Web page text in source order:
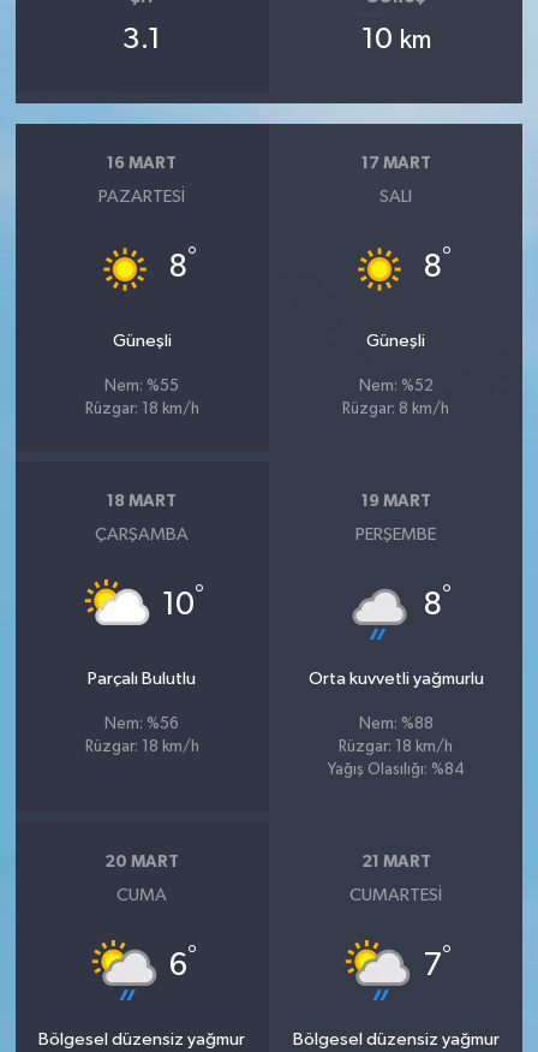
3.1 10 km
16 MART
PAZARTESI
8°
Güneşli
Nem: %55
Rüzgar: 18 km/h
17 MART
SALI
8°
Güneşli
Nem: %52
Rüzgar: 8 km/h
18 MART
ÇARŞAMBA
10°
Parçalı Bulutlu
Nem: %56
Rüzgar: 18 km/h
19 MART
PERŞEMBE
8°
Orta kuvvetli yağmurlu
Nem: %88
Rüzgar: 18 km/h
Yağış Olasılığı: %84
20 MART
CUMA
6°
Bölgesel düzensiz yağmur
21 MART
CUMARTESI
7°
Bölgesel düzensiz yağmur